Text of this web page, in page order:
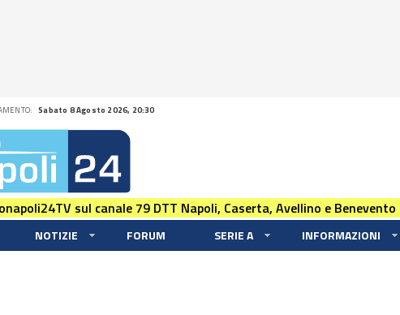
Sabato 8 Agosto 2026, 20:30
sul canale 79 DTT Napoli, Caserta, Avellino e Benevento
NOTIZIE FORUM SERIE A INFORMAZIONI